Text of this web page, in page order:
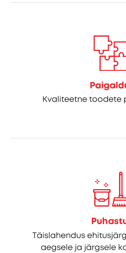
Kvaliteetne toodete
Täislahendus
aegsele ja järgsele